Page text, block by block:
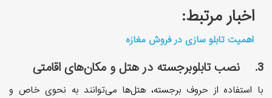
اخبار مرتبط:
اهمیت تابلو سازی در فروش مغازه
3. نصب تابلوبرجسته در هتل و مکان‌های اقامتی
با استفاده از حروف برجسته، هتل‌ها می‌توانند به نحوی خاص و